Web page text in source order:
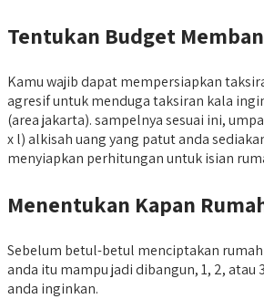
Tentukan Budget
Kamu wajib dapat mempersiapkan
agresif untuk menduga taksiran kala
(area jakarta). sampelnya sesuai ini,
x l) alkisah uang yang patut anda
menyiapkan perhitungan untuk isian
Menentukan Kapan
Sebelum betul-betul menciptakan
anda itu mampu jadi dibangun, 1, 2,
anda inginkan.